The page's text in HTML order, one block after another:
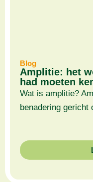
Blog
Amplitie: het
had moeten
Wat is amplitie?
benadering gericht